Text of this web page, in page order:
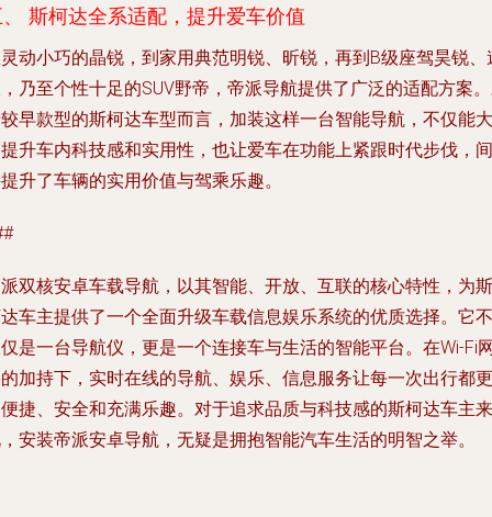
斯柯达全系适配，提升爱车价值
动小巧的晶锐 ，到家用典范明锐、 昕锐 ，再到B级座驾昊锐、
，乃至个性十足的SUV野帝 ，帝派导航提供了广泛的适配方案
早款型的斯柯达车型而言，加装这样一台智能导航，不仅能大
升车内科技感和实用性，也让爱车在功能上紧跟时代步伐，间
升了车辆的实用价值与驾乘乐趣。
双核安卓车载导航，以其智能、开放、互联的核心特性，为斯
车主提供了一个全面升级车载信息娱乐系统的优质选择。它不
是一台导航仪，更是一个连接车与生活的智能平台。在Wi-Fi
加持下，实时在线的导航、娱乐、信息服务让每一次出行都更
捷、安全和充满乐趣。对于追求品质与科技感的斯柯达车主来
安装帝派安卓导航，无疑是拥抱智能汽车生活的明智之举。